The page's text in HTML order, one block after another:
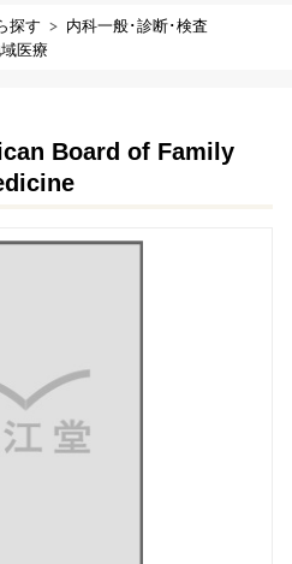
探す
内科一般･診断･検査
医療
Board of Family